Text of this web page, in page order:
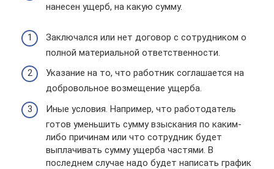
нанесен ущерб, на какую сумму.
Заключался или нет договор с сотрудником о
полной материальной ответственности.
Указание на то, что работник соглашается на
добровольное возмещение ущерба.
Иные условия. Например, что работодатель
готов уменьшить сумму взыскания по каким-
либо причинам или что сотрудник будет
выплачивать сумму ущерба частями. В
последнем случае надо будет написать график